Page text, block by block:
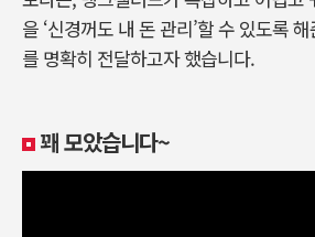
을 ‘신경꺼도 내 돈 관리’할 수 있도록
를 명확히 전달하고자 했습니다.
꽤 모았습니다~